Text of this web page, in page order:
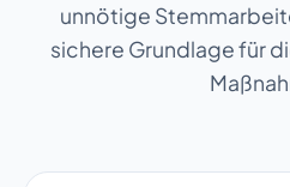
unnötige
sichere Grundlage für